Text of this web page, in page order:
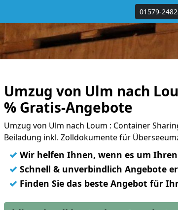
01579-
Umzug von Ulm nach
% Gratis-Angebote
Umzug von Ulm nach Loum : Container
Beiladung inkl. Zolldokumente für
✓ Wir helfen Ihnen, wenn es um
✓ Schnell & unverbindlich Angebote
✓ Finden Sie das beste Angebot für